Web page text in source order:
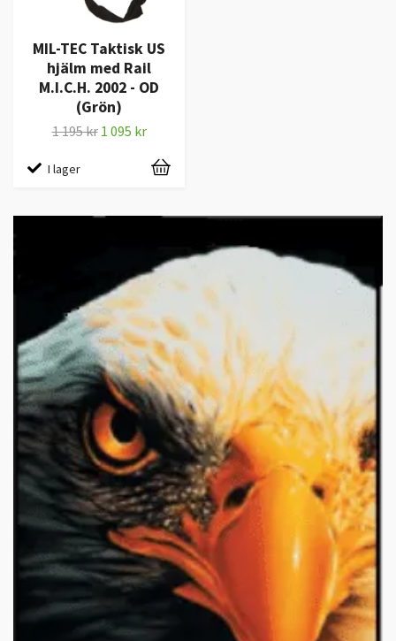
MIL-TEC Taktisk US
hjälm med Rail
M.I.C.H. 2002 - OD
(Grön)
1 195 kr 1 095 kr
I lager